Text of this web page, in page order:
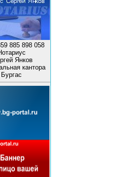
885 898 058
Янков
кантора
Бургас